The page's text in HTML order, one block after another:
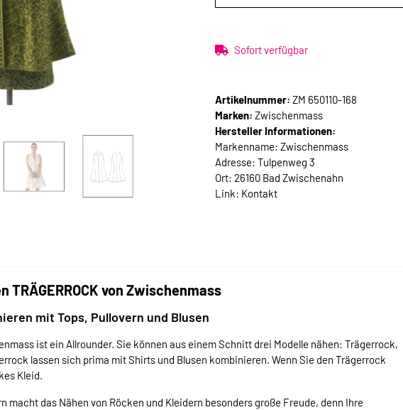
Sofort verfügbar
Artikelnummer: ZM 650110-168
Marken: Zwischenmass
Hersteller Informationen:
Markenname: Zwischenmass
Adresse: Tulpenweg 3
Ort: 26160 Bad Zwischenahn
Link: Kontakt
von Zwischenmass
mit Tops, Pullovern und Blusen
ist ein Allrounder. Sie können aus einem Schnitt drei Modelle nähen: Trägerrock,
lassen sich prima mit Shirts und Blusen kombinieren. Wenn Sie den Trägerrock
Kleid.
das Nähen von Röcken und Kleidern besonders große Freude, denn Ihre